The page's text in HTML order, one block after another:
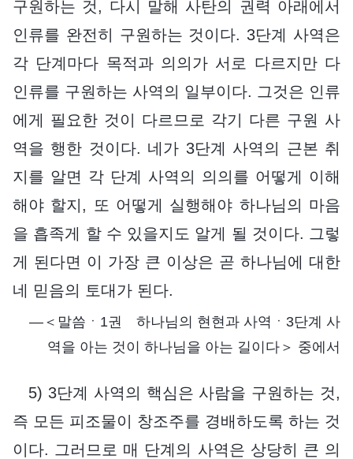
구원하는 것, 다시 말해 사탄의 권력 아래에서
인류를 완전히 구원하는 것이다. 3단계 사역은
각 단계마다 목적과 의의가 서로 다르지만 다
인류를 구원하는 사역의 일부이다. 그것은 인류
에게 필요한 것이 다르므로 각기 다른 구원 사
역을 행한 것이다. 네가 3단계 사역의 근본 취
지를 알면 각 단계 사역의 의의를 어떻게 이해
해야 할지, 또 어떻게 실행해야 하나님의 마음
을 흡족게 할 수 있을지도 알게 될 것이다. 그렇
게 된다면 이 가장 큰 이상은 곧 하나님에 대한
네 믿음의 토대가 된다.
―＜말씀ㆍ1권 하나님의 현현과 사역ㆍ3단계 사
역을 아는 것이 하나님을 아는 길이다＞ 중에서
5) 3단계 사역의 핵심은 사람을 구원하는 것,
즉 모든 피조물이 창조주를 경배하도록 하는 것
이다. 그러므로 매 단계의 사역은 상당히 큰 의